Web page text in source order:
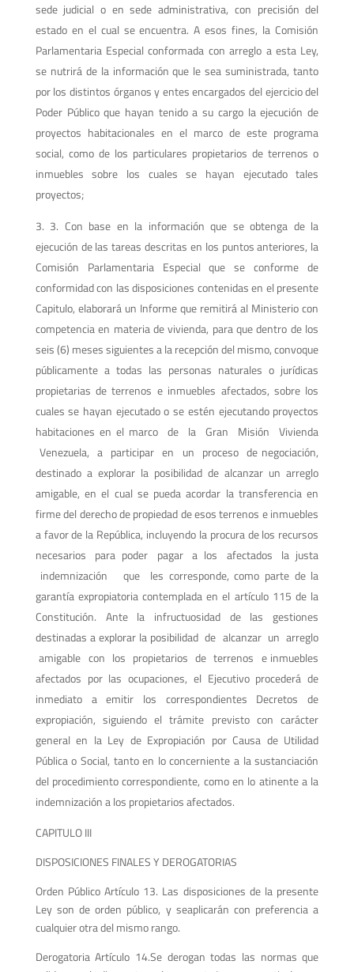
sede judicial o en sede administrativa, con precisión del
estado en el cual se encuentra. A esos fines, la Comisión
Parlamentaria Especial conformada con arreglo a esta Ley,
se nutrirá de la información que le sea suministrada, tanto
por los distintos órganos y entes encargados del ejercicio del
Poder Público que hayan tenido a su cargo la ejecución de
proyectos habitacionales en el marco de este programa
social, como de los particulares propietarios de terrenos o
inmuebles sobre los cuales se hayan ejecutado tales
proyectos;
3. Con base en la información que se obtenga de la
ejecución de las tareas descritas en los puntos anteriores, la
Comisión Parlamentaria Especial que se conforme de
conformidad con las disposiciones contenidas en el presente
Capitulo, elaborará un Informe que remitirá al Ministerio con
competencia en materia de vivienda, para que dentro de los
seis (6) meses siguientes a la recepción del mismo, convoque
públicamente a todas las personas naturales o jurídicas
propietarias de terrenos e inmuebles afectados, sobre los
cuales se hayan ejecutado o se estén ejecutando proyectos
habitaciones en el marco de la Gran Misión Vivienda
Venezuela, a participar en un proceso de negociación,
destinado a explorar la posibilidad de alcanzar un arreglo
amigable, en el cual se pueda acordar la transferencia en
firme del derecho de propiedad de esos terrenos e inmuebles
a favor de la República, incluyendo la procura de los recursos
necesarios para poder pagar a los afectados la justa
indemnización que les corresponde, como parte de la
garantía expropiatoria contemplada en el artículo 115 de la
Constitución. Ante la infructuosidad de las gestiones
destinadas a explorar la posibilidad de alcanzar un arreglo
amigable con los propietarios de terrenos e inmuebles
afectados por las ocupaciones, el Ejecutivo procederá de
inmediato a emitir los correspondientes Decretos de
expropiación, siguiendo el trámite previsto con carácter
general en la Ley de Expropiación por Causa de Utilidad
Pública o Social, tanto en lo concerniente a la sustanciación
del procedimiento correspondiente, como en lo atinente a la
indemnización a los propietarios afectados.
CAPITULO III
DISPOSICIONES FINALES Y DEROGATORIAS
Orden Público Artículo 13. Las disposiciones de la presente
Ley son de orden público, y seaplicarán con preferencia a
cualquier otra del mismo rango.
Derogatoria Artículo 14.Se derogan todas las normas que